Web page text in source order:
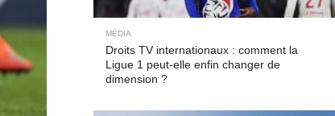
MÉDIA
Droits TV internationaux : comment la
Ligue 1 peut-elle enfin changer de
dimension ?